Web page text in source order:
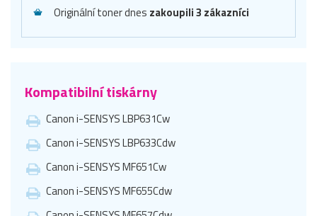
Originální toner dnes zakoupili 3 zákazníci
Kompatibilní tiskárny
Canon i-SENSYS LBP631Cw
Canon i-SENSYS LBP633Cdw
Canon i-SENSYS MF651Cw
Canon i-SENSYS MF655Cdw